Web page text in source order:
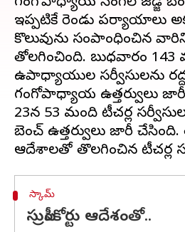
ఇప్పటికే రెండు పర్యాయాలు
కొలువును సంపాంధించిన
తోలగించింది. బుధవారం 143
ఉపాధ్యాయుల సర్వీసులను
గంగోపాధ్యాయ ఉత్తర్వులు
23న 53 మంది టీచర్ల
బెంచ్ ఉత్తర్వులు జారీ
స్కామ్
సుప్రీంకోర్టు ఆదేశంతో..